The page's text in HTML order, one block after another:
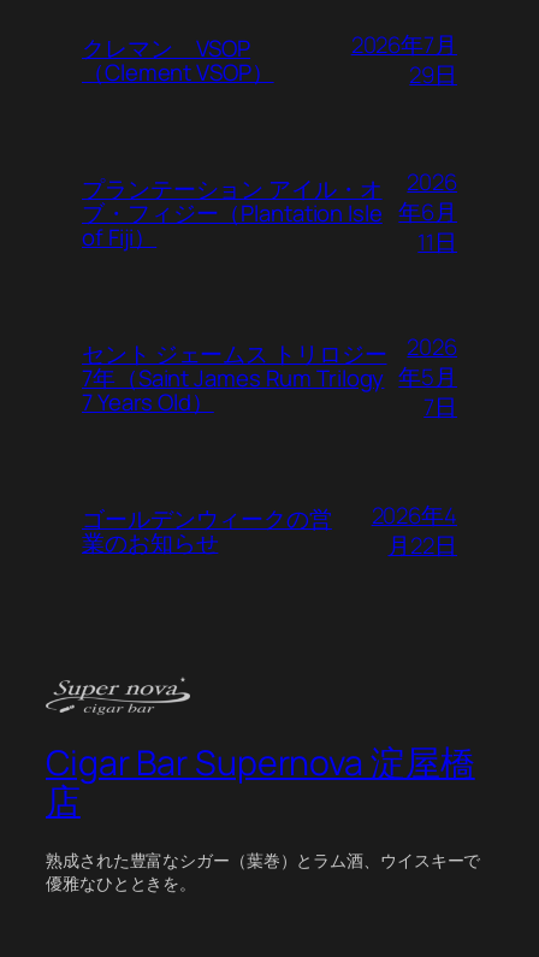
クレマン VSOP
（Clement VSOP）
2026年7月
29日
プランテーション アイル・オ
ブ・フィジー（Plantation Isle
of Fiji）
2026
年6月
11日
セント ジェームス トリロジー
7年（Saint James Rum Trilogy
7 Years Old）
2026
年5月
7日
ゴールデンウィークの営
業のお知らせ
2026年4
月22日
Cigar Bar Supernova 淀屋橋
店
熟成された豊富なシガー（葉巻）とラム酒、ウイスキーで
優雅なひとときを。